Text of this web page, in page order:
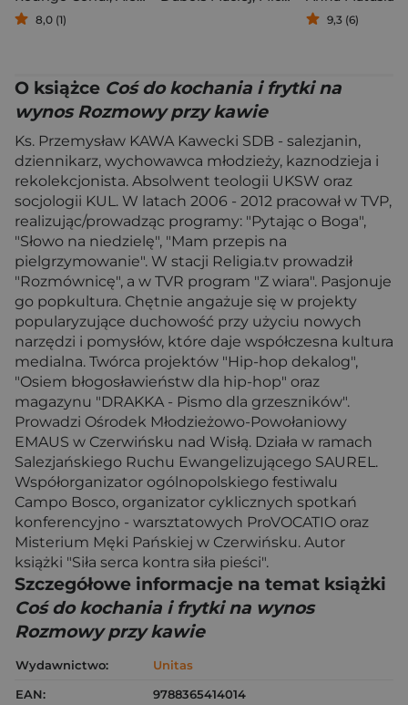
8,0 (1) 9,3 (6)
O książce Coś do kochania i frytki na
wynos Rozmowy przy kawie
Ks. Przemysław KAWA Kawecki SDB - salezjanin,
dziennikarz, wychowawca młodzieży, kaznodzieja i
rekolekcjonista. Absolwent teologii UKSW oraz
socjologii KUL. W latach 2006 - 2012 pracował w TVP,
realizując/prowadząc programy: "Pytając o Boga",
"Słowo na niedzielę", "Mam przepis na
pielgrzymowanie". W stacji Religia.tv prowadził
"Rozmównicę", a w TVR program "Z wiara". Pasjonuje
go popkultura. Chętnie angażuje się w projekty
popularyzujące duchowość przy użyciu nowych
narzędzi i pomysłów, które daje współczesna kultura
medialna. Twórca projektów "Hip-hop dekalog",
"Osiem błogosławieństw dla hip-hop" oraz
magazynu "DRAKKA - Pismo dla grzeszników".
Prowadzi Ośrodek Młodzieżowo-Powołaniowy
EMAUS w Czerwińsku nad Wisłą. Działa w ramach
Salezjańskiego Ruchu Ewangelizującego SAUREL.
Współorganizator ogólnopolskiego festiwalu
Campo Bosco, organizator cyklicznych spotkań
konferencyjno - warsztatowych ProVOCATIO oraz
Misterium Męki Pańskiej w Czerwińsku. Autor
książki "Siła serca kontra siła pieści".
Szczegółowe informacje na temat książki
Coś do kochania i frytki na wynos
Rozmowy przy kawie
Wydawnictwo:
Unitas
EAN:
9788365414014